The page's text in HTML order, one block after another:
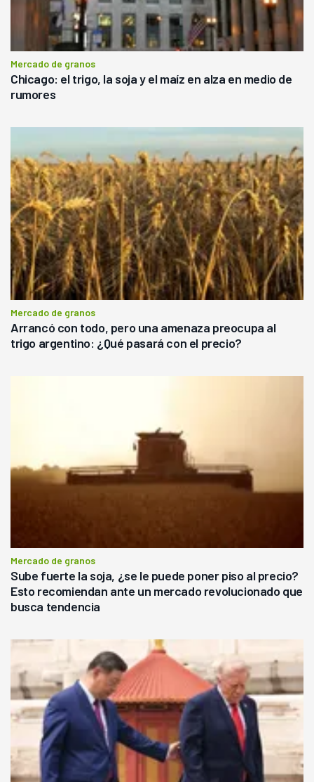
Mercado de granos
Chicago: el trigo, la soja y el maíz en alza en medio de
rumores
Mercado de granos
Arrancó con todo, pero una amenaza preocupa al
trigo argentino: ¿Qué pasará con el precio?
Mercado de granos
Sube fuerte la soja, ¿se le puede poner piso al precio?
Esto recomiendan ante un mercado revolucionado que
busca tendencia